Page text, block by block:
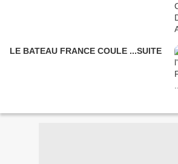
LE BATEAU FRANCE COULE ...SUITE